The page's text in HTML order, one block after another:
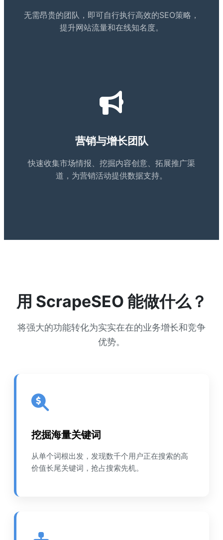
无需昂贵的团队，即可自行执行高效的SEO策略，
提升网站流量和在线知名度。
营销与增长团队
快速收集市场情报、挖掘内容创意、拓展推广渠
道，为营销活动提供数据支持。
用 ScrapeSEO 能做什么？
将强大的功能转化为实实在在的业务增长和竞争
优势。
挖掘海量关键词
从单个词根出发，发现数千个用户正在搜索的高
价值长尾关键词，抢占搜索先机。